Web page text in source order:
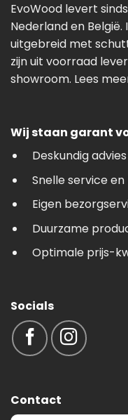
EvoWood levert
Nederland en
uitgebreid met
zijn uit voorraad
showroom. Lees
Wij staan garant
Deskundig advies
Snelle service
Eigen
Duurzame
Optimale prijs-
Socials
Contact